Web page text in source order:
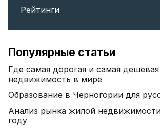
Рейтинги
Популярные статьи
Где самая дорогая и самая дешевая
недвижимость в мире
Образование в Черногории для
Анализ рынка жилой
году